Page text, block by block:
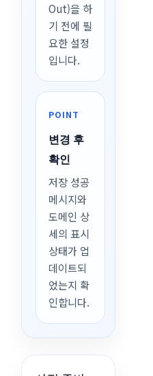
Out)을 하
기 전에 필
요한 설정
입니다.
POINT
변경 후
확인
저장 성공
메시지와
도메인 상
세의 표시
상태가 업
데이트되
었는지 확
인합니다.